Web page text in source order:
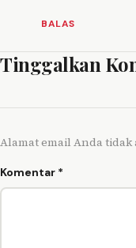
BALAS
Tinggalkan
Alamat email Anda
Komentar *